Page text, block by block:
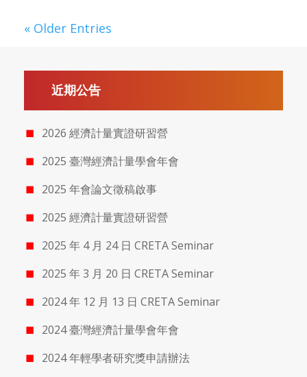
« Older Entries
近期公告
2026 經濟計量實證研習營
2025 臺灣經濟計量學會年會
2025 年會論文徵稿啟事
2025 經濟計量實證研習營
2025 年 4 月 24 日 CRETA Seminar
2025 年 3 月 20 日 CRETA Seminar
2024 年 12 月 13 日 CRETA Seminar
2024 臺灣經濟計量學會年會
2024 年輕學者研究獎申請辦法